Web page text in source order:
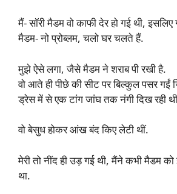
मैं- सॉरी मैडम वो काफी देर हो गई थी,
मैडम- नो प्रोब्लम, चलो घर चलते हैं.
मुझे ऐसे लगा, जैसे मैडम ने शराब पी रखी है.
वो आते ही पीछे की सीट पर बिल्कुल पसर गईं
ड्रेस में से एक टांग जांघ तक नंगी दिख रही
वो बेसुध होकर आंख बंद किए लेटी थीं.
मेरी तो नींद ही उड़ गई थी, मैंने कभी मैडम
था.